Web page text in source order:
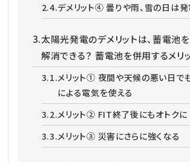
2.4.デメリット④ 曇りや雨、雪の日は
3.太陽光発電のデメリットは、蓄電池
解消できる？ 蓄電池を併用するメリ
3.1.メリット① 夜間や天候の悪い日で
による電気を使える
3.2.メリット② FIT終了後にもオトクに
3.3.メリット③ 災害にさらに強くなる